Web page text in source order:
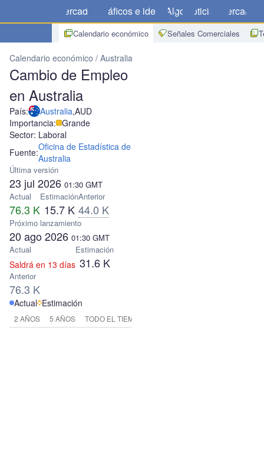
Mercados Gráficos e ideas Algo Noticias Mercado
Calendario económico Señales Comerciales
Calendario económico Australia
Cambio de Empleo
en Australia
País: Australia,AUD
Importancia: Grande
Sector: Laboral
Fuente:Oficina de Estadística de
Australia
Última versión
23 jul 2026 01:30 GMT
Actual
76.3 K
Estimación
15.7 K
Anterior
44.0 K
Próximo lanzamiento
20 ago 2026 01:30 GMT
Actual
Saldrá en 13 días
Estimación
31.6 K
Anterior
76.3 K
Actual Estimación
2 AÑOS 5 AÑOS TODO EL TIEMPO